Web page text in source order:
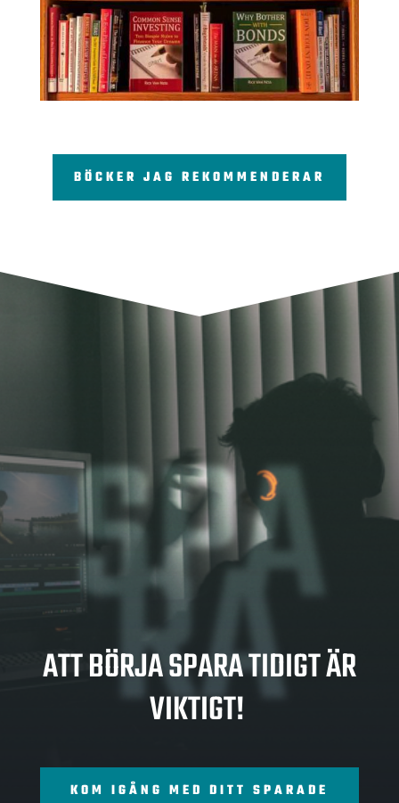
BÖCKER JAG REKOMMENDERAR
SPA
RA
ATT BÖRJA SPARA TIDIGT ÄR
VIKTIGT!
KOM IGÅNG MED DITT SPARADE